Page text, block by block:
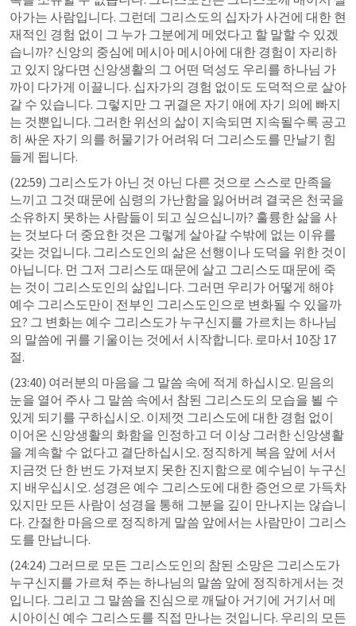
아가는 사람입니다. 그런데 그리스도의 십자가 사건에 대한 현
재적인 경험 없이 그 누가 그분에게 메었다고 할 말할 수 있겠
습니까? 신앙의 중심에 메시아 메시아에 대한 경험이 자리하
고 있지 않다면 신앙생활의 그 어떤 덕성도 우리를 하나님 가
까이 다가게 이끌니다. 십자가의 경험 없이도 도덕적으로 살아
갈 수 있습니다. 그렇지만 그 귀결은 자기 애에 자기 의에 빠지
는 것뿐입니다. 그러한 위선의 삶이 지속되면 지속될수록 공고
히 싸운 자기 의를 허물기가 어려워 더 그리스도를 만날기 힘
들게 됩니다.
(22:59) 그리스도가 아닌 것 아닌 다른 것으로 스스로 만족을
느끼고 그것 때문에 심령의 가난함을 잃어버려 결국은 천국을
소유하지 못하는 사람들이 되고 싶으십니까? 훌륭한 삶을 사
는 것보다 더 중요한 것은 그렇게 살아갈 수밖에 없는 이유를
갖는 것입니다. 그리스도인의 삶은 선행이나 도덕을 위한 것이
아닙니다. 먼 그저 그리스도 때문에 살고 그리스도 때문에 죽
는 것이 그리스도인의 삶입니다. 그러면 우리가 어떻게 해야
예수 그리스도만이 전부인 그리스도인으로 변화될 수 있을까
요? 그 변화는 예수 그리스도가 누구신지를 가르치는 하나님
의 말씀에 귀를 기울이는 것에서 시작합니다. 로마서 10장 17
절.
(23:40) 여러분의 마음을 그 말씀 속에 적게 하십시오. 믿음의
눈을 열어 주사 그 말씀 속에서 참된 그리스도의 모습을 뵐 수
있게 되기를 구하십시오. 이제껏 그리스도에 대한 경험 없이
이어온 신앙생활의 화함을 인정하고 더 이상 그러한 신앙생활
을 계속할 수 없다고 결단하십시오. 정직하게 복음 앞에 서서
지금껏 단 한 번도 가져보지 못한 진지함으로 예수님이 누구신
지 배우십시오. 성경은 예수 그리스도에 대한 증언으로 가득차
있지만 모든 사람이 성경을 통해 그분을 깊이 만나지는 않습니
다. 간절한 마음으로 정직하게 말씀 앞에서는 사람만이 그리스
도를 만납니다.
(24:24) 그러므로 모든 그리스도인의 참된 소망은 그리스도가
누구신지를 가르쳐 주는 하나님의 말씀 앞에 정직하게서는 것
입니다. 그리고 그 말씀을 진심으로 깨달아 거기에 거기서 메
시아이신 예수 그리스도를 직접 만나는 것입니다. 우리의 모든